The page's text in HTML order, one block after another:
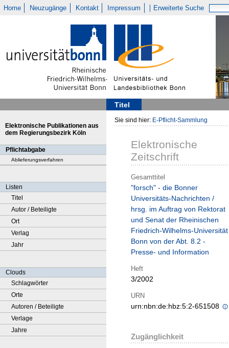
Home Neuzugänge Kontakt Impressum Erweiterte Suche
Titel
Elektronische Publikationen aus
dem Regierungsbezirk Köln
Pflichtabgabe
Ablieferungsverfahren
Listen
Titel
Autor / Beteiligte
Ort
Verlag
Jahr
Clouds
Schlagwörter
Orte
Autoren / Beteiligte
Verlage
Jahre
Sie sind hier: E-Pflicht-Sammlung
Elektronische
Zeitschrift
Gesamttitel
"forsch" - die Bonner
Universitäts-Nachrichten /
hrsg. im Auftrag von Rektorat
und Senat der Rheinischen
Friedrich-Wilhelms-Universität
Bonn von der Abt. 8.2 -
Presse- und Information
Heft
3/2002
URN
urn:nbn:de:hbz:5:2-651508
Zugänglichkeit